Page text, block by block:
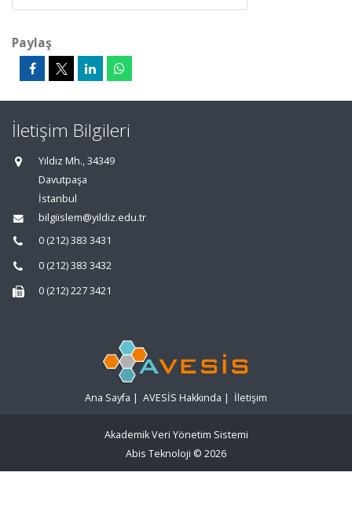
Paylaş
İletişim Bilgileri
Yıldız Mh., 34349
Davutpaşa
İstanbul
bilgiislem@yildiz.edu.tr
0 (212) 383 3431
0 (212) 383 3432
0 (212) 227 3421
Ana Sayfa | AVESİS Hakkında | İletişim
Akademik Veri Yönetim Sistemi
Abis Teknoloji © 2026